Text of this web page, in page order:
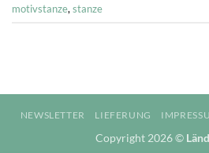
motivstanze, stanze
NEWSLETTER LIEFERUNG
Copyright 2026 ©